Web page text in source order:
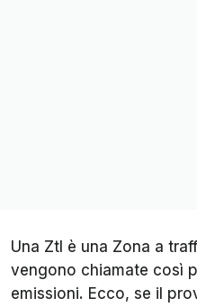
Una Ztl è una Zona a
vengono chiamate così
emissioni. Ecco, se il